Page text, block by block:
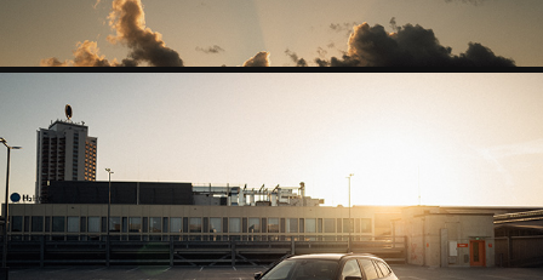
BMW 3ER G21 TOURING